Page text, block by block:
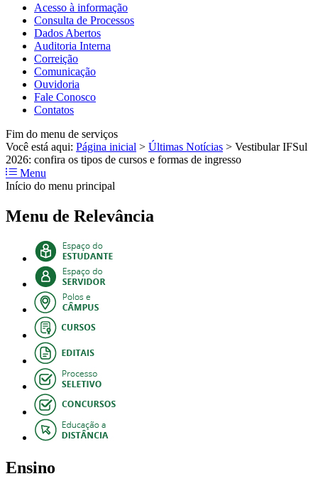
Acesso à informação
Consulta de Processos
Dados Abertos
Auditoria Interna
Correição
Comunicação
Ouvidoria
Fale Conosco
Contatos
Fim do menu de serviços
Você está aqui: Página inicial > Últimas Notícias > Vestibular IFSul
2026: confira os tipos de cursos e formas de ingresso
Menu
Início do menu principal
Menu de Relevância
Ensino